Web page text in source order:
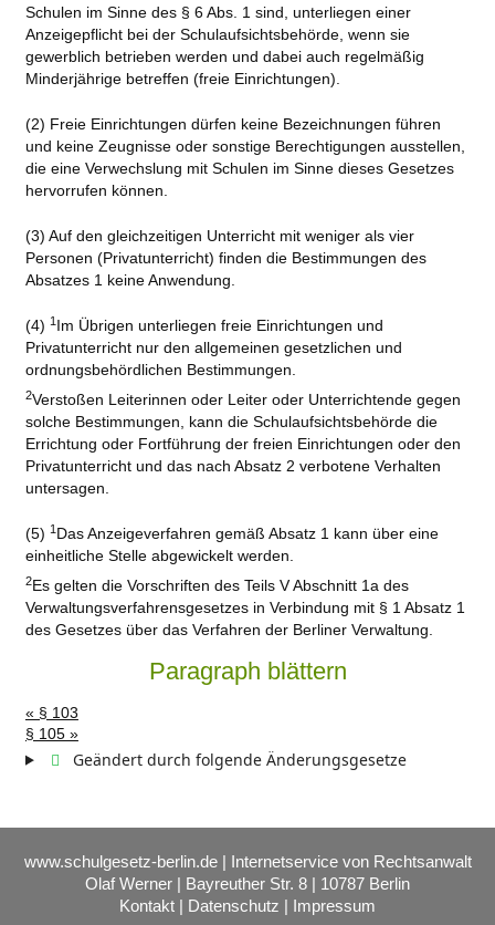
Schulen im Sinne des § 6 Abs. 1 sind, unterliegen einer
Anzeigepflicht bei der Schulaufsichtsbehörde, wenn sie
gewerblich betrieben werden und dabei auch regelmäßig
Minderjährige betreffen (freie Einrichtungen).
(2) Freie Einrichtungen dürfen keine Bezeichnungen führen
und keine Zeugnisse oder sonstige Berechtigungen ausstellen,
die eine Verwechslung mit Schulen im Sinne dieses Gesetzes
hervorrufen können.
(3) Auf den gleichzeitigen Unterricht mit weniger als vier
Personen (Privatunterricht) finden die Bestimmungen des
Absatzes 1 keine Anwendung.
(4) 1Im Übrigen unterliegen freie Einrichtungen und
Privatunterricht nur den allgemeinen gesetzlichen und
ordnungsbehördlichen Bestimmungen.
2Verstoßen Leiterinnen oder Leiter oder Unterrichtende gegen
solche Bestimmungen, kann die Schulaufsichtsbehörde die
Errichtung oder Fortführung der freien Einrichtungen oder den
Privatunterricht und das nach Absatz 2 verbotene Verhalten
untersagen.
(5) 1Das Anzeigeverfahren gemäß Absatz 1 kann über eine
einheitliche Stelle abgewickelt werden.
2Es gelten die Vorschriften des Teils V Abschnitt 1a des
Verwaltungsverfahrensgesetzes in Verbindung mit § 1 Absatz 1
des Gesetzes über das Verfahren der Berliner Verwaltung.
Paragraph blättern
« § 103
§ 105 »
Geändert durch folgende Änderungsgesetze
www.schulgesetz-berlin.de | Internetservice von Rechtsanwalt
Olaf Werner | Bayreuther Str. 8 | 10787 Berlin
Kontakt | Datenschutz | Impressum